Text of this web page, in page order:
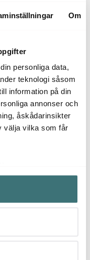
Om
personliga data,
teknologi såsom
information på din
annonser och
åskådarinsikter
välja vilka som får
plats som
flera meter
skanna den för
uppgifter
när som
Petter
2-
kunder